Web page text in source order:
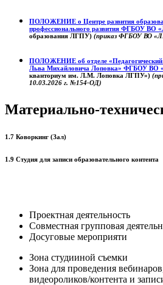
ПОЛОЖЕНИЕ о Центре развития
профессионального развития ФГБОУ ВО
образования ЛГПУ) (приказ ФГБОУ ВО
ПОЛОЖЕНИЕ об отделе «Педагогический
Льва Михайловича Лоповка» ФГБОУ ВО
кванториум им. Л.М. Лоповка ЛГПУ»)
10.03.2026 г. №154-ОД)
Материально-
1.7 Коворкинг (Зал)
1.9 Студия для записи образовательного контента
Проектная деятельность
Совместная групповая
Досуговые мероприяти
Зона студииной съемки
Зона для проведения
видеороликов/контента и